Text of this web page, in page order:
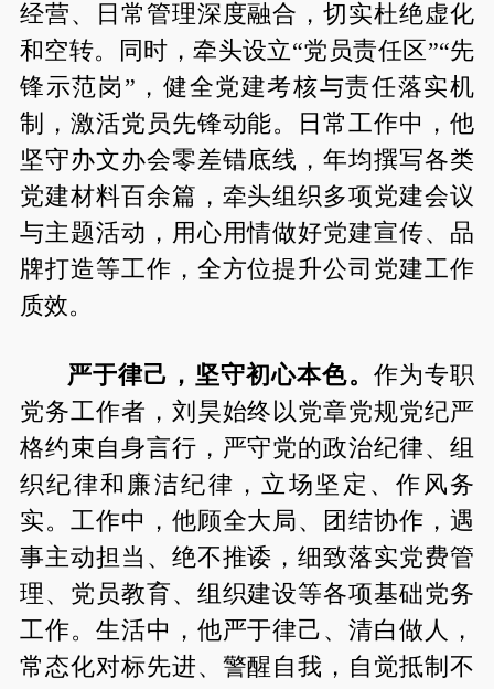
经营、日常管理深度融合，切实杜绝虚化
和空转。同时，牵头设立“党员责任区”“先
锋示范岗”，健全党建考核与责任落实机
制，激活党员先锋动能。日常工作中，他
坚守办文办会零差错底线，年均撰写各类
党建材料百余篇，牵头组织多项党建会议
与主题活动，用心用情做好党建宣传、品
牌打造等工作，全方位提升公司党建工作
质效。
严于律己，坚守初心本色。 作为专职
党务工作者，刘昊始终以党章党规党纪严
格约束自身言行，严守党的政治纪律、组
织纪律和廉洁纪律，立场坚定、作风务
实。工作中，他顾全大局、团结协作，遇
事主动担当、绝不推诿，细致落实党费管
理、党员教育、组织建设等各项基础党务
工作。生活中，他严于律己、清白做人，
常态化对标先进、警醒自我，自觉抵制不